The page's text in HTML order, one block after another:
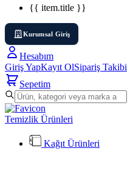
{{ item.title }}
Kurumsal Giriş
Hesabım
Giriş YapKayıt OlSipariş Takibi
Sepetim
Temizlik Ürünleri
Kağıt Ürünleri